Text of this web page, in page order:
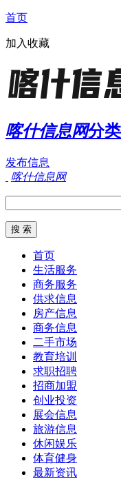
首页
加入收藏
喀什信息网分
发布信息
喀什信息网
首页
生活服务
商务服务
供求信息
房产信息
商务信息
二手市场
教育培训
求职招聘
招商加盟
创业投资
展会信息
旅游信息
休闲娱乐
体育健身
最新资讯